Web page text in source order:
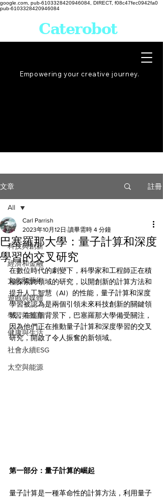
google.com, pub-6103328420946084, DIRECT, f08c47fec0942fa0
pub-6103328420946084
Empowering your creative journey.
Caterobot
文章 註冊
All
科技與創新
經濟和金融
文化和藝術
遊戲與媒體
學習與教育
健康與生活
社會永續ESG
太空與能源
All
巴塞羅那大學：量子計算和深度
學習的交叉研究
Carl Parrish
2023年10月12日 讀畢需時 4 分鐘
在數位時代的劇變下，科學家和工程師正在積
極探索跨領域的研究，以開創新的計算方法和
提升人工智慧（AI）的性能，量子計算和深度
學習被認為是兩個引領未來科技創新的關鍵領
域，在這個背景下，巴塞羅那大學備受關注，
因為他們正在推動量子計算和深度學習的交叉
研究，開啟了令人振奮的新領域。
第一部分：量子計算的崛起
量子計算是一種革命性的計算方法，利用量子